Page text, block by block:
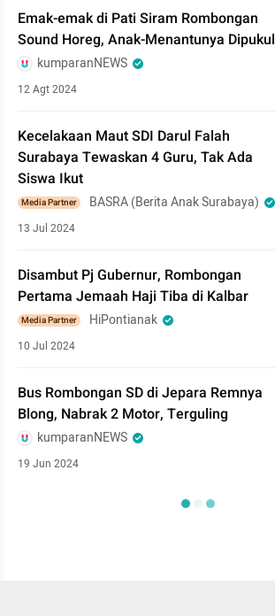
Emak-emak di Pati Siram Rombongan
Sound Horeg, Anak-Menantunya Dipukul
kumparanNEWS
12 Agt 2024
Kecelakaan Maut SDI Darul Falah
Surabaya Tewaskan 4 Guru, Tak Ada
Siswa Ikut
Media Partner BASRA (Berita Anak Surabaya)
13 Jul 2024
Disambut Pj Gubernur, Rombongan
Pertama Jemaah Haji Tiba di Kalbar
Media Partner HiPontianak
10 Jul 2024
Bus Rombongan SD di Jepara Remnya
Blong, Nabrak 2 Motor, Terguling
kumparanNEWS
19 Jun 2024